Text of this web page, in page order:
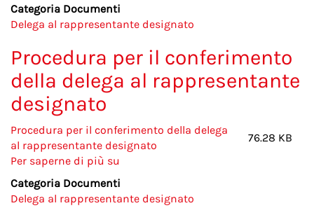
delega
al
rappresentante
designato
Categoria Documenti
Delega al rappresentante designato
Procedura per il conferimento
della delega al rappresentante
designato
Procedura per il conferimento della delega
al rappresentante designato
76.28 KB
Per saperne di più su
conferimento
Categoria Documenti
Delega al rappresentante designato